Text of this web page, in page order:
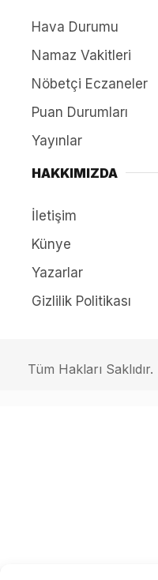
Hava Durumu
Namaz Vakitleri
Nöbetçi Eczaneler
Puan Durumları
Yayınlar
HAKKIMIZDA
İletişim
Künye
Yazarlar
Gizlilik Politikası
Tüm Hakları Saklıdır. |